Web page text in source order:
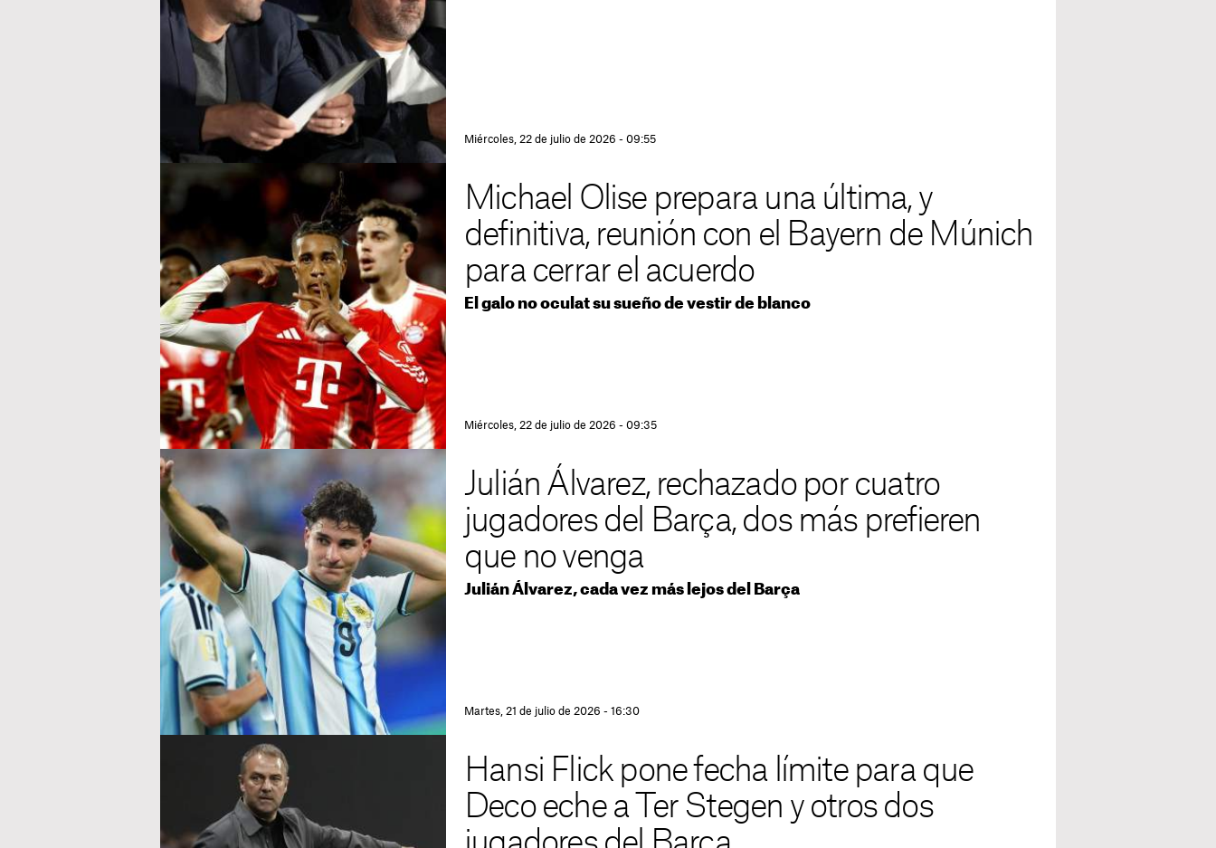
Miércoles, 22 de julio de 2026 - 09:55
Michael Olise prepara una última, y
definitiva, reunión con el Bayern de Múnich
para cerrar el acuerdo
El galo no oculat su sueño de vestir de blanco
Miércoles, 22 de julio de 2026 - 09:35
Julián Álvarez, rechazado por cuatro
jugadores del Barça, dos más prefieren
que no venga
Julián Álvarez, cada vez más lejos del Barça
Martes, 21 de julio de 2026 - 16:30
Hansi Flick pone fecha límite para que
Deco eche a Ter Stegen y otros dos